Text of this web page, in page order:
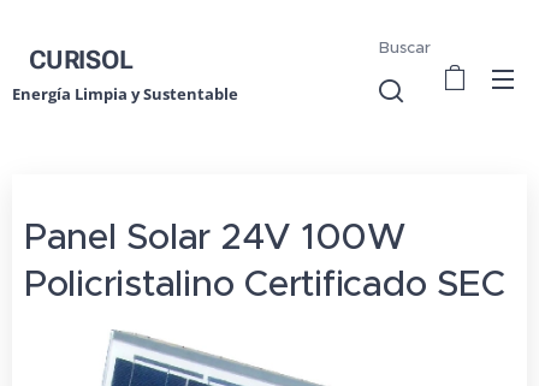
CURISOL
Energía Limpia y Sustentable
Buscar
Panel Solar 24V 100W
Policristalino Certificado SEC